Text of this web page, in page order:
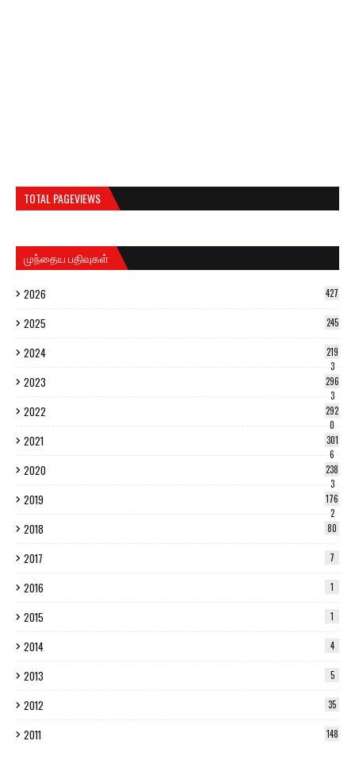
TOTAL PAGEVIEWS
முந்தைய பதிவுகள்
2026 427
2025 245
2024
219
3
2023
296
3
2022
292
0
2021
301
6
2020
238
3
2019
176
2
2018 80
2017 7
2016 1
2015 1
2014 4
2013 5
2012 35
2011 148